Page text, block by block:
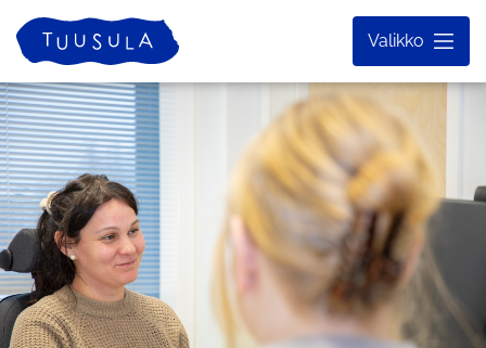
Siirry
sisältöön
Etusivu
Valikko